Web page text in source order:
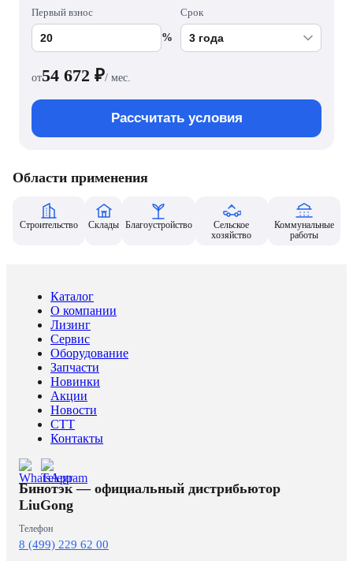
Первый взнос
%
Срок
от54 672 ₽/ мес.
Рассчитать условия
Области применения
Строительство Склады Благоустройство
Сельское
хозяйство
Коммунальные
работы
Каталог
О компании
Лизинг
Сервис
Оборудование
Запчасти
Новинки
Акции
Новости
CTT
Контакты
Бинотэк — официальный дистрибьютор
LiuGong
Телефон
8 (499) 229 62 00